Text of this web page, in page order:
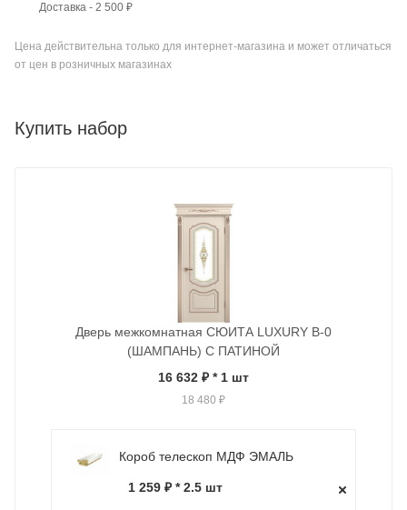
Доставка - 2 500 ₽
Цена действительна только для интернет-магазина и может отличаться
от цен в розничных магазинах
Купить набор
Дверь межкомнатная СЮИТА LUXURY В-0
(ШАМПАНЬ) С ПАТИНОЙ
16 632 ₽ * 1 шт
18 480 ₽
Короб телескоп МДФ ЭМАЛЬ
1 259 ₽ * 2.5 шт